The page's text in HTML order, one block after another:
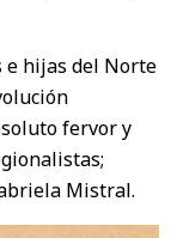
e hijas del Norte
fervor y
Mistral.